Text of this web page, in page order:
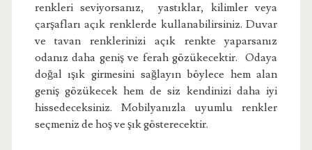
renkleri seviyorsanız, yastıklar, kilimler veya
çarşafları açık renklerde kullanabilirsiniz. Duvar
ve tavan renklerinizi açık renkte yaparsanız
odanız daha geniş ve ferah gözükecektir. Odaya
doğal ışık girmesini sağlayın böylece hem alan
geniş gözükecek hem de siz kendinizi daha iyi
hissedeceksiniz. Mobilyanızla uyumlu renkler
seçmeniz de hoş ve şık gösterecektir.